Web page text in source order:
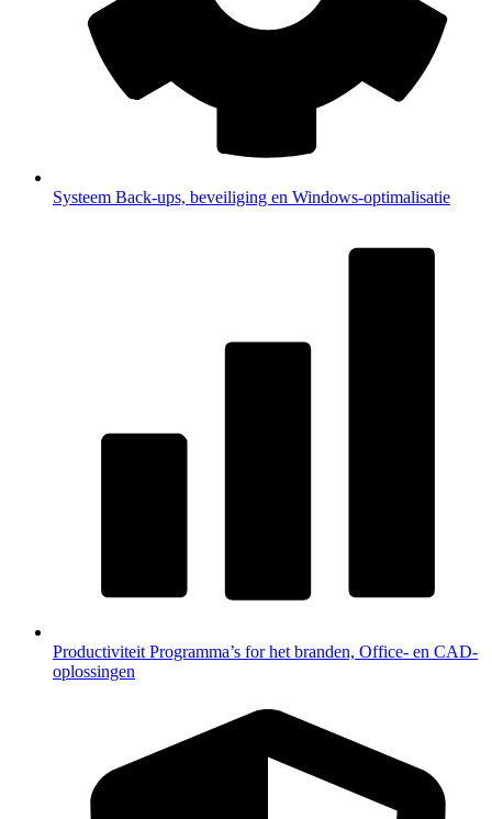
Systeem Back-ups, beveiliging en Windows-optimalisatie
Productiviteit Programma’s for het branden, Office- en CAD-
oplossingen